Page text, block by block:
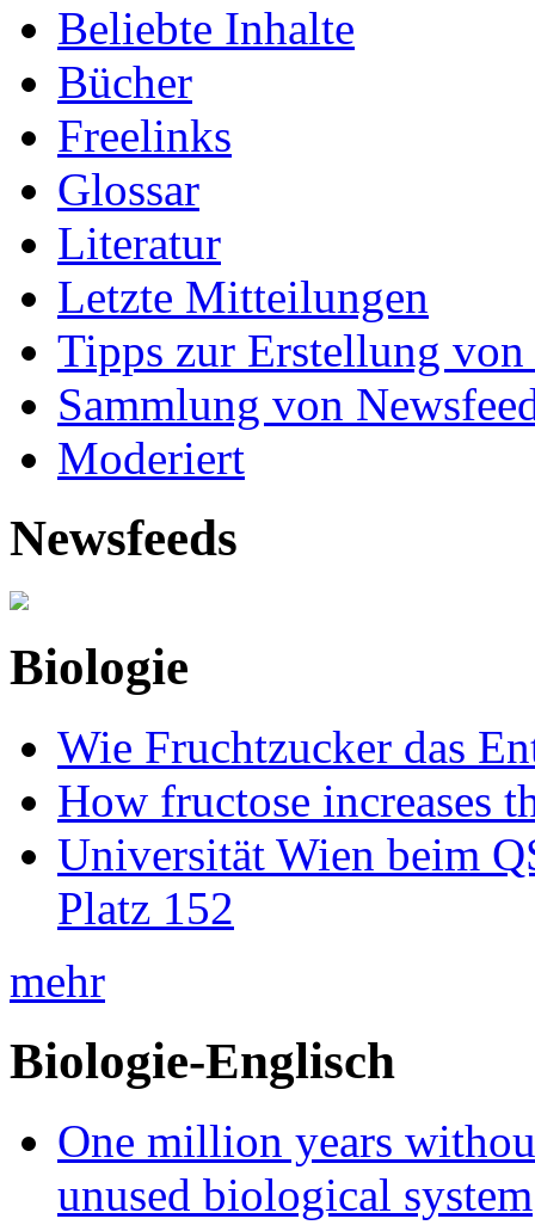
Beliebte Inhalte
Bücher
Freelinks
Glossar
Literatur
Letzte Mitteilungen
Tipps zur Erstellung
Sammlung von
Moderiert
Newsfeeds
Biologie
Wie Fruchtzucker das
How fructose increases
Universität Wien beim
Platz 152
mehr
Biologie-Englisch
One million years
unused biological system